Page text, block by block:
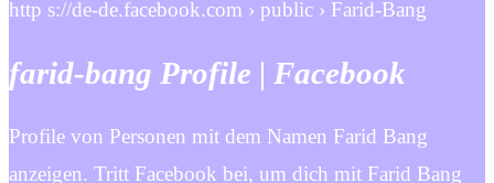
http s://de-de.facebook.com › public › Farid-Bang
farid-bang Profile | Facebook
Profile von Personen mit dem Namen Farid Bang
anzeigen. Tritt Facebook bei, um dich mit Farid Bang